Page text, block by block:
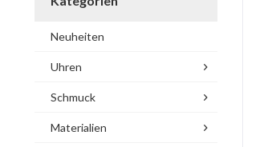
Neuheiten
Uhren
Schmuck
Materialien